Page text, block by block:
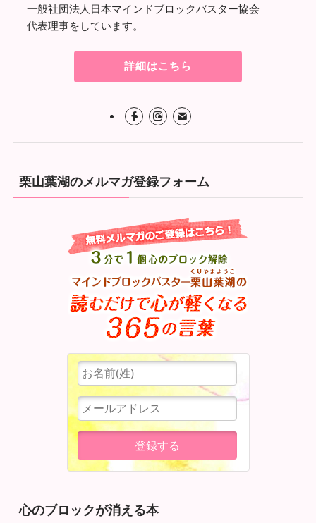
一般社団法人日本マインドブロックバスター協会
代表理事をしています。
詳細はこちら
栗山葉湖のメルマガ登録フォーム
心のブロックが消える本